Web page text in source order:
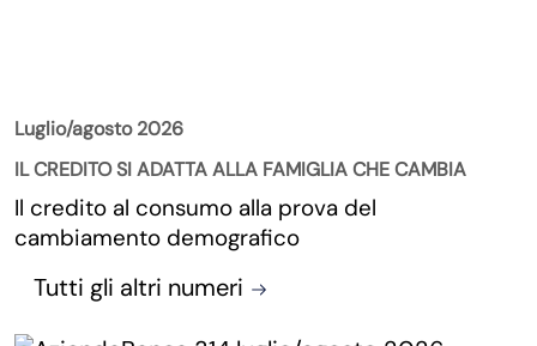
Luglio/agosto 2026
IL CREDITO SI ADATTA ALLA FAMIGLIA CHE CAMBIA
Il credito al consumo alla prova del
cambiamento demografico
Tutti gli altri numeri